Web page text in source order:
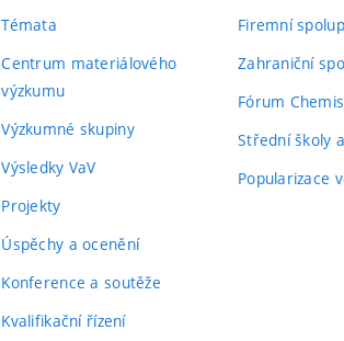
Témata
Centrum materiálového
výzkumu
Výzkumné skupiny
Výsledky VaV
Projekty
Úspěchy a ocenění
Konference a soutěže
Kvalifikační řízení
Firemní
Zahraniční
Fórum
Střední školy
Popularizace